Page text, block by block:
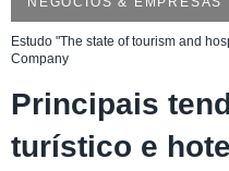
Estudo "The state of tourism and
Company
Principais
turístico e